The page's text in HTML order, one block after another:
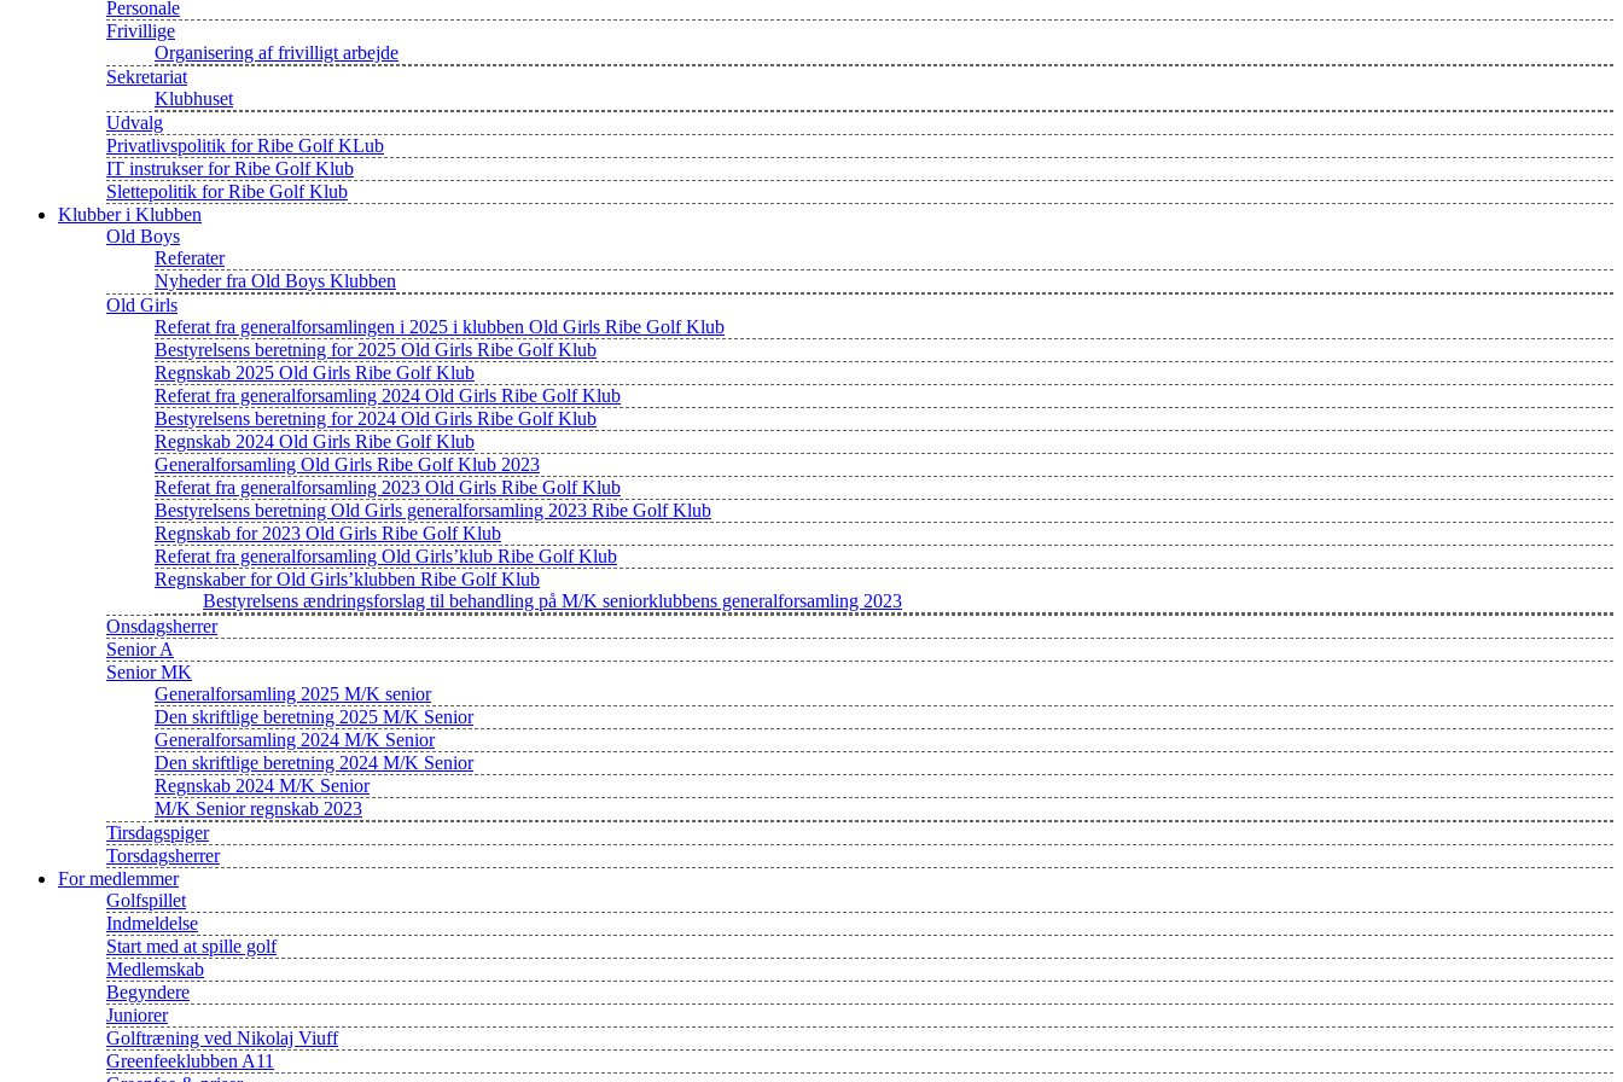
Personale
Frivillige
Organisering af frivilligt arbejde
Sekretariat
Klubhuset
Udvalg
Privatlivspolitik for Ribe Golf KLub
IT instrukser for Ribe Golf Klub
Slettepolitik for Ribe Golf Klub
Klubber i Klubben
Old Boys
Referater
Nyheder fra Old Boys Klubben
Old Girls
Referat fra generalforsamlingen i 2025 i klubben Old Girls Ribe Golf Klub
Bestyrelsens beretning for 2025 Old Girls Ribe Golf Klub
Regnskab 2025 Old Girls Ribe Golf Klub
Referat fra generalforsamling 2024 Old Girls Ribe Golf Klub
Bestyrelsens beretning for 2024 Old Girls Ribe Golf Klub
Regnskab 2024 Old Girls Ribe Golf Klub
Generalforsamling Old Girls Ribe Golf Klub 2023
Referat fra generalforsamling 2023 Old Girls Ribe Golf Klub
Bestyrelsens beretning Old Girls generalforsamling 2023 Ribe Golf Klub
Regnskab for 2023 Old Girls Ribe Golf Klub
Referat fra generalforsamling Old Girls’klub Ribe Golf Klub
Regnskaber for Old Girls’klubben Ribe Golf Klub
Bestyrelsens ændringsforslag til behandling på M/K seniorklubbens generalforsamling 2023
Onsdagsherrer
Senior A
Senior MK
Generalforsamling 2025 M/K senior
Den skriftlige beretning 2025 M/K Senior
Generalforsamling 2024 M/K Senior
Den skriftlige beretning 2024 M/K Senior
Regnskab 2024 M/K Senior
M/K Senior regnskab 2023
Tirsdagspiger
Torsdagsherrer
For medlemmer
Golfspillet
Indmeldelse
Start med at spille golf
Medlemskab
Begyndere
Juniorer
Golftræning ved Nikolaj Viuff
Greenfeeklubben A11